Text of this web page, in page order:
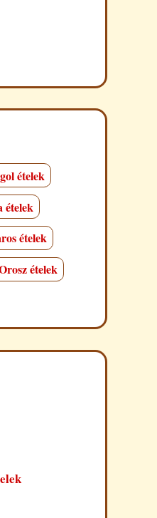
ételek
ételek
ételek
ételek